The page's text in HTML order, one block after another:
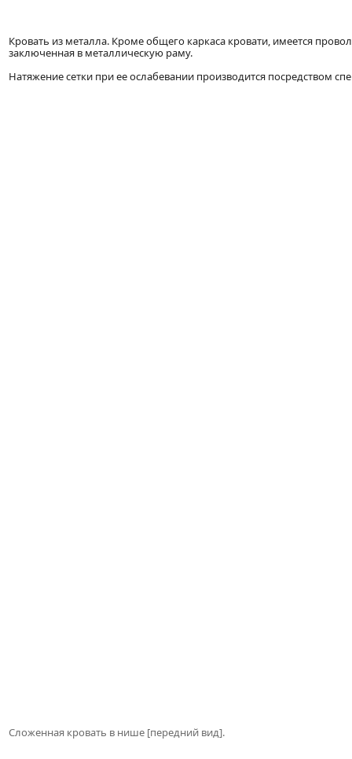
Кровать из металла. Кроме общего каркаса кровати, имеется
заключенная в металлическую раму.
Натяжение сетки при ее ослабевании производится посредством
Сложенная кровать в нише [передний вид].